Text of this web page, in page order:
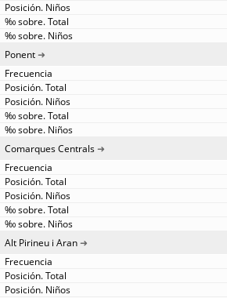
Ponent
Comarques Centrals
Alt Pirineu i Aran